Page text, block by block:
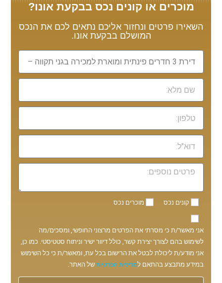
מוכרים או קונים נכס בבקעת אונו?
השאירו פרטים ונחזור אליכם נתאים לכם את הנכס
המושלם בבקעת אונו.
קונים נכס מוכרים נכס
אני מאשר/ת כי מסרתי את הפרטים מרצוני החופשי, ומסכים/מה
לשימוש בהם לצורך יצירת קשר, כולל דיוור ישיר וניתוח סטטיסטי. כמו כן,
אני מודע/ת ליכולת לבטל את הרישום בכל עת, ומאשר/ת כי כל השימוש
במידע מתבצע בהתאם למדיניות הפרטיות של האתר.